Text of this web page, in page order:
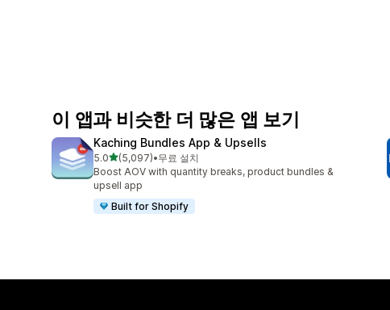
이 앱과 비슷한 더 많은 앱 보기
Kaching Bundles App & Upsells
5.0별 5개 중
(5,097)
총 리뷰 5097개
•무료 설치
Boost AOV with quantity breaks, product bundles &
upsell app
Built for Shopify